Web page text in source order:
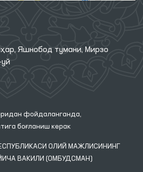
Яшнобод тумани, Мирзо
уй
фойдаланганда,
боғланиш керак
ОЛИЙ МАЖЛИСИНИНГ
ВАКИЛИ (ОМБУДСМАН)